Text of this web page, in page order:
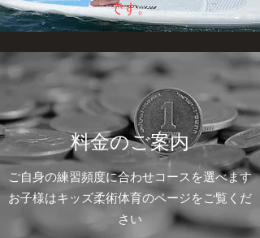
​​料金のご案内
ご自身の練習頻度に合わせコースを選べます
​お子様はキッズ柔術体育のページをご覧くだ
さい
です。